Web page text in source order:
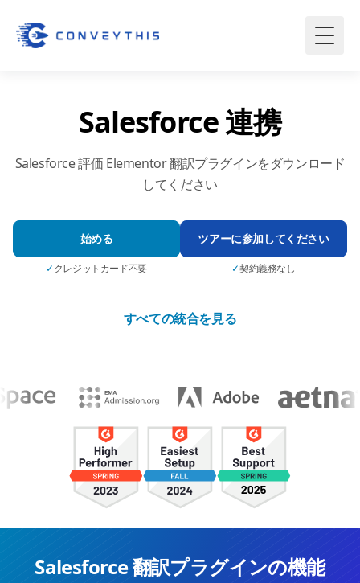
Salesforce 連携
Salesforce 評価 Elementor 翻訳プラグインをダウンロード
してください
始める
✓クレジットカード不要
ツアーに参加してください
✓契約義務なし
すべての統合を見る
Salesforce 翻訳プラグインの機能